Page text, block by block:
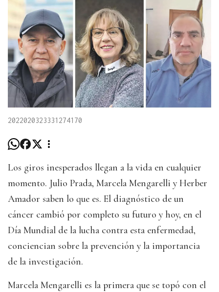
2022020323331274170
Los giros inesperados llegan a la vida en cualquier
momento. Julio Prada, Marcela Mengarelli y Herber
Amador saben lo que es. El diagnóstico de un
cáncer cambió por completo su futuro y hoy, en el
Día Mundial de la lucha contra esta enfermedad,
conciencian sobre la prevención y la importancia
de la investigación.
Marcela Mengarelli es la primera que se topó con el